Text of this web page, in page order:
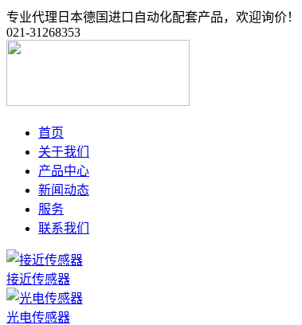
专业代理日本德国进口自动化配套产品，欢迎询价！
021-31268353
首页
关于我们
产品中心
新闻动态
服务
联系我们
接近传感器
光电传感器